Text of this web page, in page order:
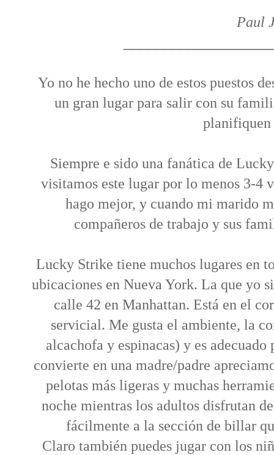
Paul
Yo no he hecho uno de estos puestos
un gran lugar para salir con su
Siempre e sido una fanática de
visitamos este lugar por lo menos 3-4
hago mejor, y cuando mi marido
compañeros de trabajo y sus
Lucky Strike tiene muchos lugares en
ubicaciones en Nueva York. La que yo
calle 42 en Manhattan. Está en el
servicial. Me gusta el ambiente, la
alcachofa y espinacas) y es
convierte en una madre/padre
pelotas más ligeras y muchas
noche mientras los adultos disfrutan
fácilmente a la sección de billar
Claro también puedes jugar con los